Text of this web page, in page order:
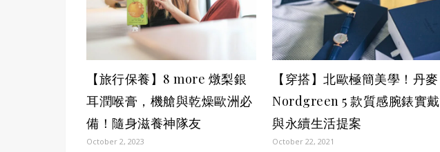
【旅行保養】8 more 燉梨銀
耳潤喉膏，機艙與乾燥歐洲必
備！隨身滋養神隊友
October 2, 2023
【穿搭】北歐極簡美學！丹麥
Nordgreen 5 款質感腕錶實戴
與永續生活提案
October 22, 2021